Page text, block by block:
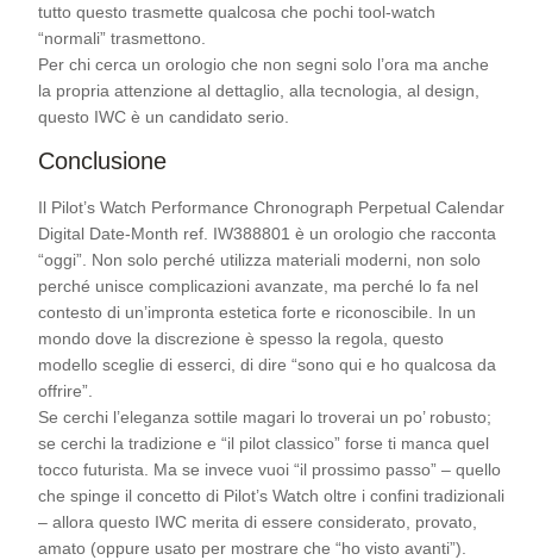
tutto questo trasmette qualcosa che pochi tool-watch
“normali” trasmettono.
Per chi cerca un orologio che non segni solo l’ora ma anche
la propria attenzione al dettaglio, alla tecnologia, al design,
questo IWC è un candidato serio.
Conclusione
Il Pilot’s Watch Performance Chronograph Perpetual Calendar
Digital Date-Month ref. IW388801 è un orologio che racconta
“oggi”. Non solo perché utilizza materiali moderni, non solo
perché unisce complicazioni avanzate, ma perché lo fa nel
contesto di un’impronta estetica forte e riconoscibile. In un
mondo dove la discrezione è spesso la regola, questo
modello sceglie di esserci, di dire “sono qui e ho qualcosa da
offrire”.
Se cerchi l’eleganza sottile magari lo troverai un po’ robusto;
se cerchi la tradizione e “il pilot classico” forse ti manca quel
tocco futurista. Ma se invece vuoi “il prossimo passo” – quello
che spinge il concetto di Pilot’s Watch oltre i confini tradizionali
– allora questo IWC merita di essere considerato, provato,
amato (oppure usato per mostrare che “ho visto avanti”).